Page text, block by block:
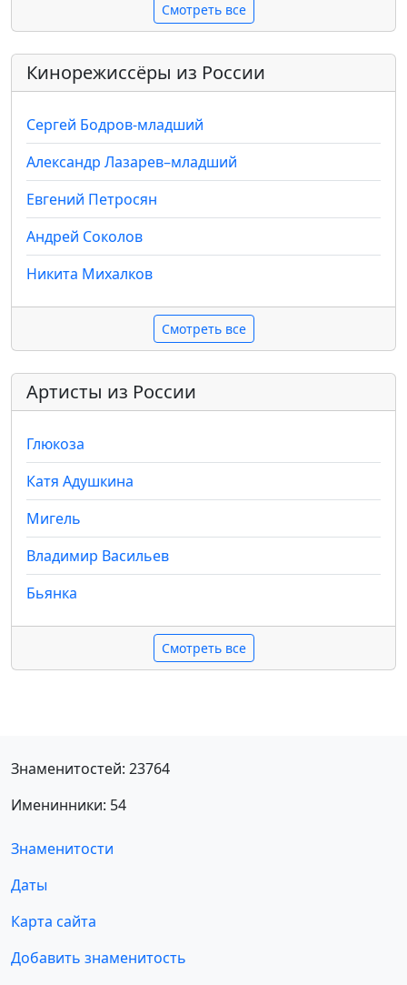
Смотреть все
Кинорежиссёры из России
Сергей Бодров-младший
Александр Лазарев–младший
Евгений Петросян
Андрей Соколов
Никита Михалков
Смотреть все
Артисты из России
Глюкоза
Катя Адушкина
Мигель
Владимир Васильев
Бьянка
Смотреть все
Знаменитостей: 23764
Именинники: 54
Знаменитости
Даты
Карта сайта
Добавить знаменитость